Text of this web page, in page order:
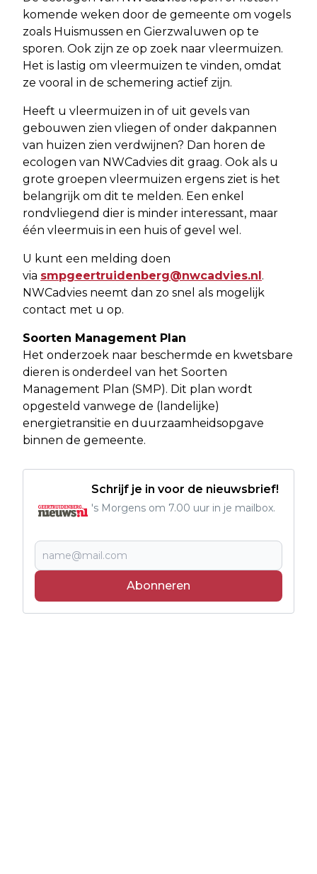
komende weken door de gemeente om vogels
zoals Huismussen en Gierzwaluwen op te
sporen. Ook zijn ze op zoek naar vleermuizen.
Het is lastig om vleermuizen te vinden, omdat
ze vooral in de schemering actief zijn.
Heeft u vleermuizen in of uit gevels van
gebouwen zien vliegen of onder dakpannen
van huizen zien verdwijnen? Dan horen de
ecologen van NWCadvies dit graag. Ook als u
grote groepen vleermuizen ergens ziet is het
belangrijk om dit te melden. Een enkel
rondvliegend dier is minder interessant, maar
één vleermuis in een huis of gevel wel.
U kunt een melding doen
via smpgeertruidenberg@nwcadvies.nl.
NWCadvies neemt dan zo snel als mogelijk
contact met u op.
Soorten Management Plan
Het onderzoek naar beschermde en kwetsbare
dieren is onderdeel van het Soorten
Management Plan (SMP). Dit plan wordt
opgesteld vanwege de (landelijke)
energietransitie en duurzaamheidsopgave
binnen de gemeente.
Schrijf je in voor de nieuwsbrief!
's Morgens om 7.00 uur in je mailbox.
Abonneren